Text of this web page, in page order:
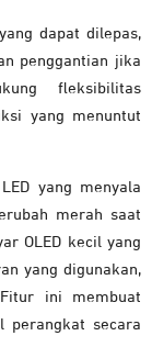
dapat dilepas,
penggantian jika
fleksibilitas
yang menuntut
yang menyala
merah saat
OLED kecil yang
yang digunakan,
ini membuat
perangkat secara